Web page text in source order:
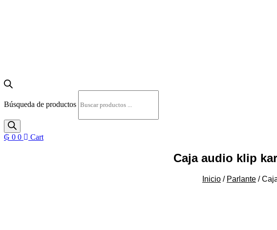
Búsqueda de productos
₲ 0 0 Cart
Caja audio klip
Inicio / Parlante /